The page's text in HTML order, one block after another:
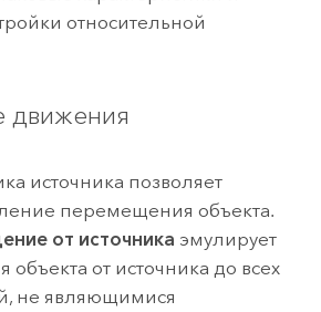
относительной
движения
источника позволяет
перемещения объекта.
от источника эмулирует
от источника до всех
не являющимися